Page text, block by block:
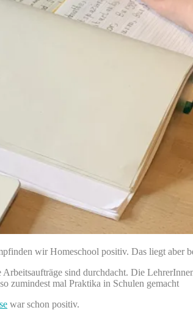
wir Homeschool positiv. Das liegt aber
sind durchdacht. Die
zumindest mal Praktika in Schulen gemacht
war schon positiv.